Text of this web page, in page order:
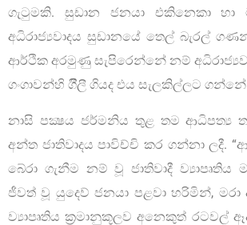
ගැටුමකි. සුඩාන ජනයා එකිනෙකා හා
අධිරාජ්‍යවාදය සුඩානයේ තෙල් බැරල්
ආර්ථික අරමුණු සැපිරෙන්නේ නම්
ගංගාවන්හි ගිීලී ගියද එය සැලකිල්ලට ගන්නේ
නාසි පක්‍ෂය ජර්මනිය තුළ තම ආධිපත්‍ය
අන්ත ජාතිවාදය පාවිච්චි කර ගන්නා ලදී.
බේරා ගැනීම නම් වූ ජාතිවාදී
ජීවත් වූ යුදෙව් ජනයා පළවා හරිමින්,
ව්‍යාපෘතිය ක්‍රමානුකූලව අනෙකුත් රටවල්